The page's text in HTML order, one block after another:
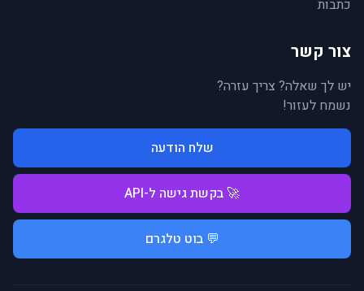
כתבות
צור קשר
יש לך שאלה? צריך עזרה?
נשמח לעזור!
שלח הודעה
🚀 בקשת גישה ל-API
💬 בוט טלגרם